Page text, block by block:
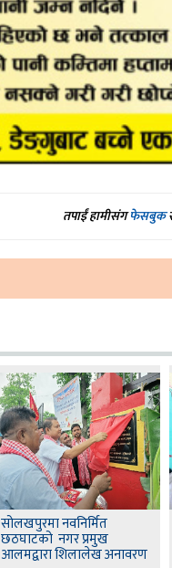
तपाईं हामीसंगफेसबुक
सोलखपुरमा नवनिर्मित
छठघाटको नगर प्रमुख
आलमद्वारा शिलालेख अनावरण